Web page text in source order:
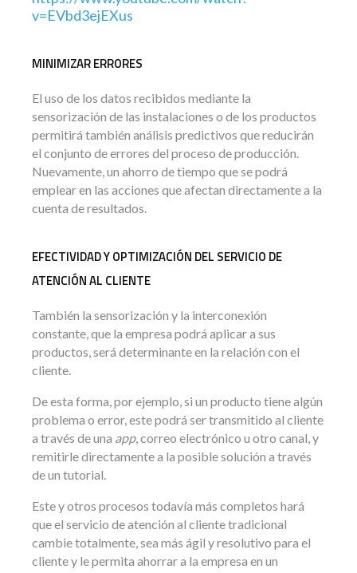
v=EVbd3ejEXus
MINIMIZAR ERRORES
El uso de los datos recibidos mediante la
sensorización de las instalaciones o de los productos
permitirá también análisis predictivos que reducirán
el conjunto de errores del proceso de producción.
Nuevamente, un ahorro de tiempo que se podrá
emplear en las acciones que afectan directamente a la
cuenta de resultados.
EFECTIVIDAD Y OPTIMIZACIÓN DEL SERVICIO DE
ATENCIÓN AL CLIENTE
También la sensorización y la interconexión
constante, que la empresa podrá aplicar a sus
productos, será determinante en la relación con el
cliente.
De esta forma, por ejemplo, si un producto tiene algún
problema o error, este podrá ser transmitido al cliente
a través de una app, correo electrónico u otro canal, y
remitirle directamente a la posible solución a través
de un tutorial.
Este y otros procesos todavía más completos hará
que el servicio de atención al cliente tradicional
cambie totalmente, sea más ágil y resolutivo para el
cliente y le permita ahorrar a la empresa en un